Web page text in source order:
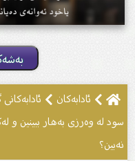
ئادابەکان
ئادابەکانى
سود لە وەرزى بەهار ببینین و
نەبین؟